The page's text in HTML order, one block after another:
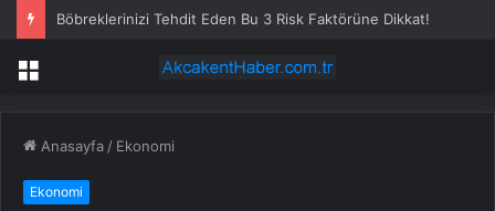
Böbreklerinizi Tehdit Eden Bu 3 Risk Faktörüne Dikkat!
Menü
Anasayfa / Ekonomi
Ekonomi